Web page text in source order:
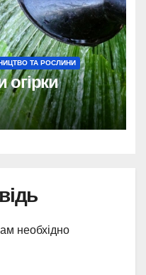
ТА РОСЛИНИ
огірки
необхідно